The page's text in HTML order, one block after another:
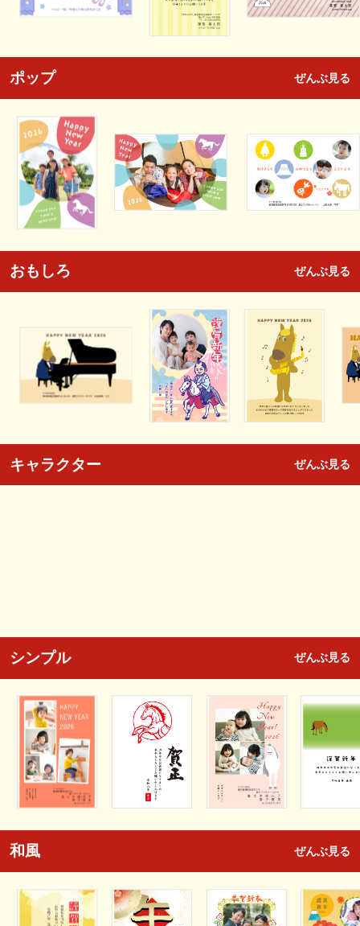
ポップ ぜんぶ見る
おもしろ ぜんぶ見る
キャラクター ぜんぶ見る
シンプル ぜんぶ見る
和風 ぜんぶ見る